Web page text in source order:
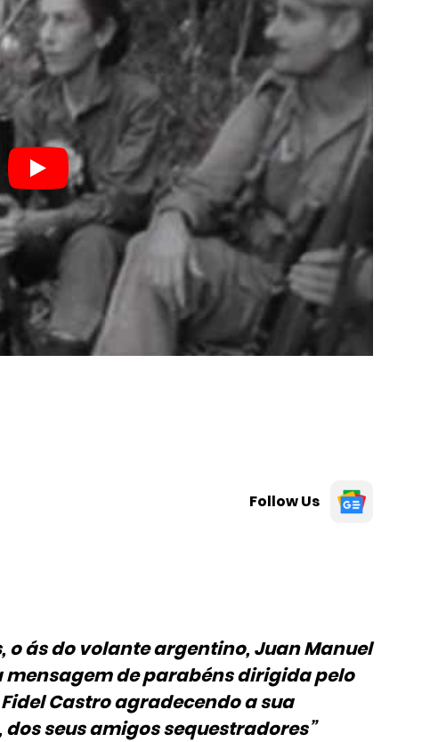
Follow Us
o ás do volante argentino, Juan Manuel
de parabéns dirigida pelo
Castro agradecendo a sua
seus amigos sequestradores”